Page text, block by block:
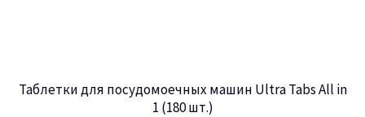
Таблетки для посудомоечных машин Ultra Tabs All in
1 (180 шт.)